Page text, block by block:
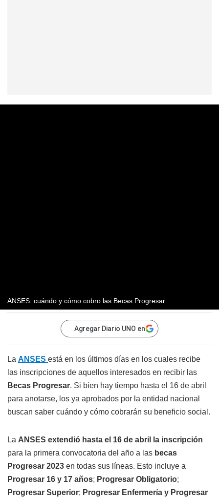
ANSES: cuándo y cómo cobro las Becas Progresar
Agregar Diario UNO en
La ANSES está en los últimos días en los cuales recibe
las inscripciones de aquellos interesados en recibir las
Becas Progresar. Si bien hay tiempo hasta el 16 de abril
para anotarse, los ya aprobados por la entidad nacional
buscan saber cuándo y cómo cobrarán su beneficio social.
La ANSES extendió hasta el 16 de abril la inscripción
para la primera convocatoria del año a las becas
Progresar 2023 en todas sus líneas. Esto incluye a
Progresar 16 y 17 años; Progresar Obligatorio;
Progresar Superior; Progresar Enfermería y Progresar